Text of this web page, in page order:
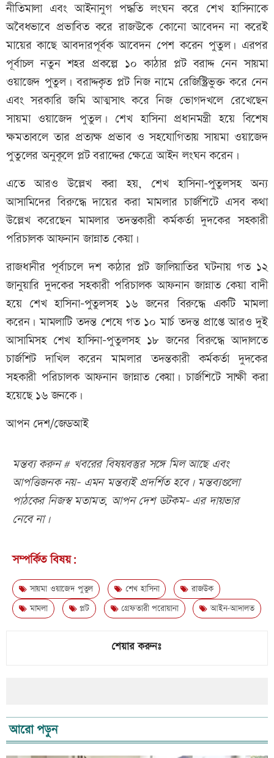
নীতিমালা এবং আইনানুগ পদ্ধতি লংঘন করে শেখ হাসিনাকে
অবৈধভাবে প্রভাবিত করে রাজউকে কোনো আবেদন না করেই
মায়ের কাছে আবদারপূর্বক আবেদন পেশ করেন পুতুল। এরপর
পূর্বাচল নতুন শহর প্রকল্পে ১০ কাঠার প্লট বরাদ্দ নেন সায়মা
ওয়াজেদ পুতুল। বরাদ্দকৃত প্লট নিজ নামে রেজিস্ট্রিভুক্ত করে নেন
এবং সরকারি জমি আত্মসাৎ করে নিজ ভোগদখলে রেখেছেন
সায়মা ওয়াজেদ পুতুল। শেখ হাসিনা প্রধানমন্ত্রী হয়ে বিশেষ
ক্ষমতাবলে তার প্রত্যক্ষ প্রভাব ও সহযোগিতায় সায়মা ওয়াজেদ
পুতুলের অনুকূলে প্লট বরাদ্দের ক্ষেত্রে আইন লংঘন করেন।
এতে আরও উল্লেখ করা হয়, শেখ হাসিনা-পুতুলসহ অন্য
আসামিদের বিরুদ্ধে দায়ের করা মামলার চার্জশিটে এসব কথা
উল্লেখ করেছেন মামলার তদন্তকারী কর্মকর্তা দুদকের সহকারী
পরিচালক আফনান জান্নাত কেয়া।
রাজধানীর পূর্বাচলে দশ কাঠার প্লট জালিয়াতির ঘটনায় গত ১২
জানুয়ারি দুদকের সহকারী পরিচালক আফনান জান্নাত কেয়া বাদী
হয়ে শেখ হাসিনা-পুতুলসহ ১৬ জনের বিরুদ্ধে একটি মামলা
করেন। মামলাটি তদন্ত শেষে গত ১০ মার্চ তদন্ত প্রাপ্তে আরও দুই
আসামিসহ শেখ হাসিনা-পুতুলসহ ১৮ জনের বিরুদ্ধে আদালতে
চার্জশিট দাখিল করেন মামলার তদন্তকারী কর্মকর্তা দুদকের
সহকারী পরিচালক আফনান জান্নাত কেয়া। চার্জশিটে সাক্ষী করা
হয়েছে ১৬ জনকে।
আপন দেশ/জেডআই
মন্তব্য করুন # খবরের বিষয়বস্তুর সঙ্গে মিল আছে এবং
আপত্তিজনক নয়- এমন মন্তব্যই প্রদর্শিত হবে। মন্তব্যগুলো
পাঠকের নিজস্ব মতামত, আপন দেশ ডটকম- এর দায়ভার
নেবে না।
সম্পর্কিত বিষয়:
সায়মা ওয়াজেদ পুতুল শেখ হাসিনা
রাজউক
মামলা
প্লট গ্রেফতারী পরোয়ানা আইন-আদালত
শেয়ার করুনঃ
আরো পড়ুন